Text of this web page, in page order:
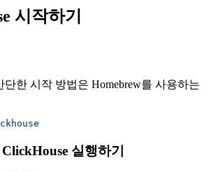
시작하기
단한 시작 방법은 Homebrew를 사용하는
실행하기